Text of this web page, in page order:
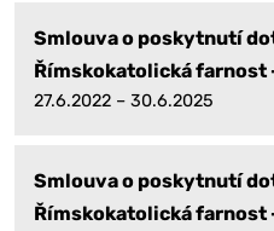
Smlouva o poskytnutí
Římskokatolická farnost
27.6.2022 – 30.6.2025
Smlouva o poskytnutí
Římskokatolická farnost